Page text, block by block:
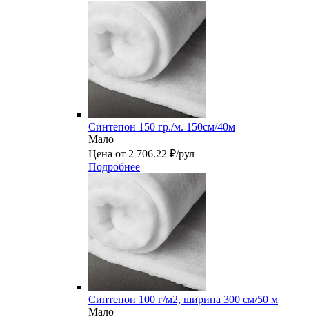
Синтепон 150 гр./м. 150см/40м
Мало
Цена от 2 706.22 ₽/рул
Подробнее
Синтепон 100 г/м2, ширина 300 см/50 м
Мало